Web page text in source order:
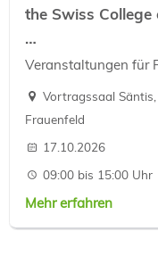
the Swiss College
…
Veranstaltungen für
Vortragssaal
Frauenfeld
17.10.2026
09:00 bis 15:00 Uhr
Mehr erfahren